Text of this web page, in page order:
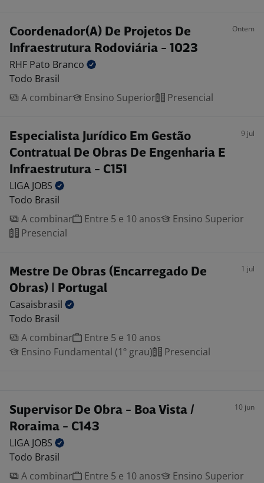
Coordenador(A) De Projetos De
Infraestrutura Rodoviária - 1023
Ontem
RHF Pato Branco
Todo Brasil
A combinar
Ensino Superior Presencial
Especialista Jurídico Em Gestão
Contratual De Obras De Engenharia E
Infraestrutura - C151
9 jul
LIGA JOBS
Todo Brasil
A combinar
Entre 5 e 10 anos
Ensino Superior
Presencial
Mestre De Obras (Encarregado De
Obras) | Portugal
1 jul
Casaisbrasil
Todo Brasil
A combinar
Entre 5 e 10 anos
Ensino Fundamental (1º grau)
Presencial
Supervisor De Obra - Boa Vista /
Roraima - C143
10 jun
LIGA JOBS
Todo Brasil
A combinar
Entre 5 e 10 anos
Ensino Superior